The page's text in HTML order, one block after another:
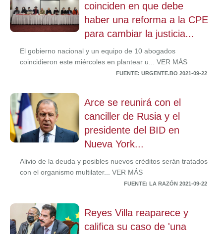
coinciden en que debe
haber una reforma a la CPE
para cambiar la justicia...
El gobierno nacional y un equipo de 10 abogados
coincidieron este miércoles en plantear u... VER MÁS
FUENTE: URGENTE.BO 2021-09-22
Arce se reunirá con el
canciller de Rusia y el
presidente del BID en
Nueva York...
Alivio de la deuda y posibles nuevos créditos serán tratados
con el organismo multilater... VER MÁS
FUENTE: LA RAZÓN 2021-09-22
Reyes Villa reaparece y
califica su caso de 'una